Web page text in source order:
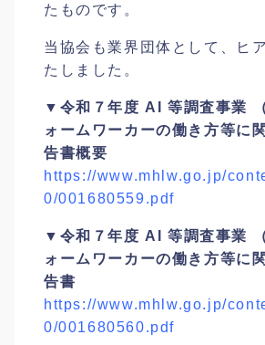
たものです。
当協会も業界団体として、ヒ
たしました。
▼令和７年度 AI 等調査事業
ォームワーカーの働き方等に
告書概要
https://www.mhlw.go.jp/
0/001680559.pdf
▼令和７年度 AI 等調査事業
ォームワーカーの働き方等に
告書
https://www.mhlw.go.jp/
0/001680560.pdf